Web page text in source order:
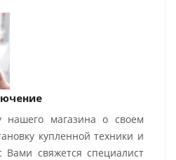
нашего магазина о своем
купленной техники и
свяжется специалист